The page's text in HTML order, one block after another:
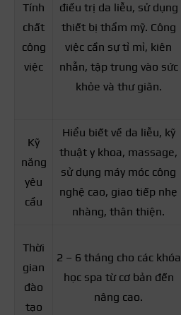
Tính
chất
công
việc
điều trị da liễu, sử dụng
thiết bị thẩm mỹ. Công
việc cần sự tỉ mỉ, kiên
nhẫn, tập trung vào sức
khỏe và thư giãn.
Kỹ
năng
yêu
cầu
Hiểu biết về da liễu, kỹ
thuật y khoa, massage,
sử dụng máy móc công
nghệ cao, giao tiếp nhẹ
nhàng, thân thiện.
Thời
gian
đào
tạo
2 – 6 tháng cho các khóa
học spa từ cơ bản đến
nâng cao.